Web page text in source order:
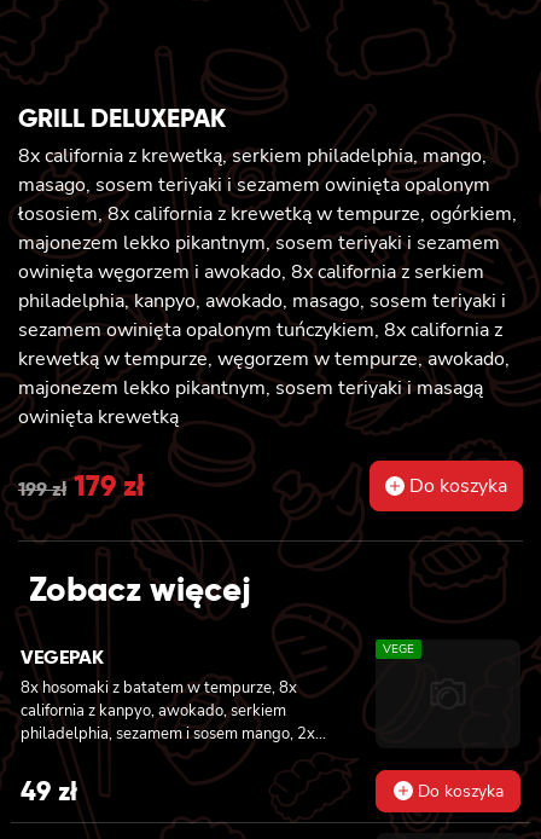
GRILL DELUXEPAK
8x california z krewetką, serkiem philadelphia, mango,
masago, sosem teriyaki i sezamem owinięta opalonym
łososiem, 8x california z krewetką w tempurze, ogórkiem,
majonezem lekko pikantnym, sosem teriyaki i sezamem
owinięta węgorzem i awokado, 8x california z serkiem
philadelphia, kanpyo, awokado, masago, sosem teriyaki i
sezamem owinięta opalonym tuńczykiem, 8x california z
krewetką w tempurze, węgorzem w tempurze, awokado,
majonezem lekko pikantnym, sosem teriyaki i masagą
owinięta krewetką
199zł Original
price
179złCurrent
price
is:
179 zł.
Do koszyka
Zobacz więcej
VEGEPAK
8x hosomaki z batatem w tempurze, 8x
california z kanpyo, awokado, serkiem
philadelphia, sezamem i sosem mango, 2x
nigiri z awokado i sosem mango
VEGE
49 zł Do koszyka